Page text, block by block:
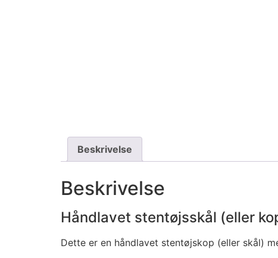
Beskrivelse
Beskrivelse
Håndlavet stentøjsskål (eller
Dette er en håndlavet stentøjskop (eller skål)